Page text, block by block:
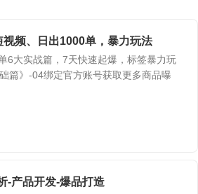
频、日出1000单，暴力玩法
6大实战篇，7天快速起爆，标签暴力玩
篇》-04绑定官方账号获取更多商品曝
-产品开发-爆品打造